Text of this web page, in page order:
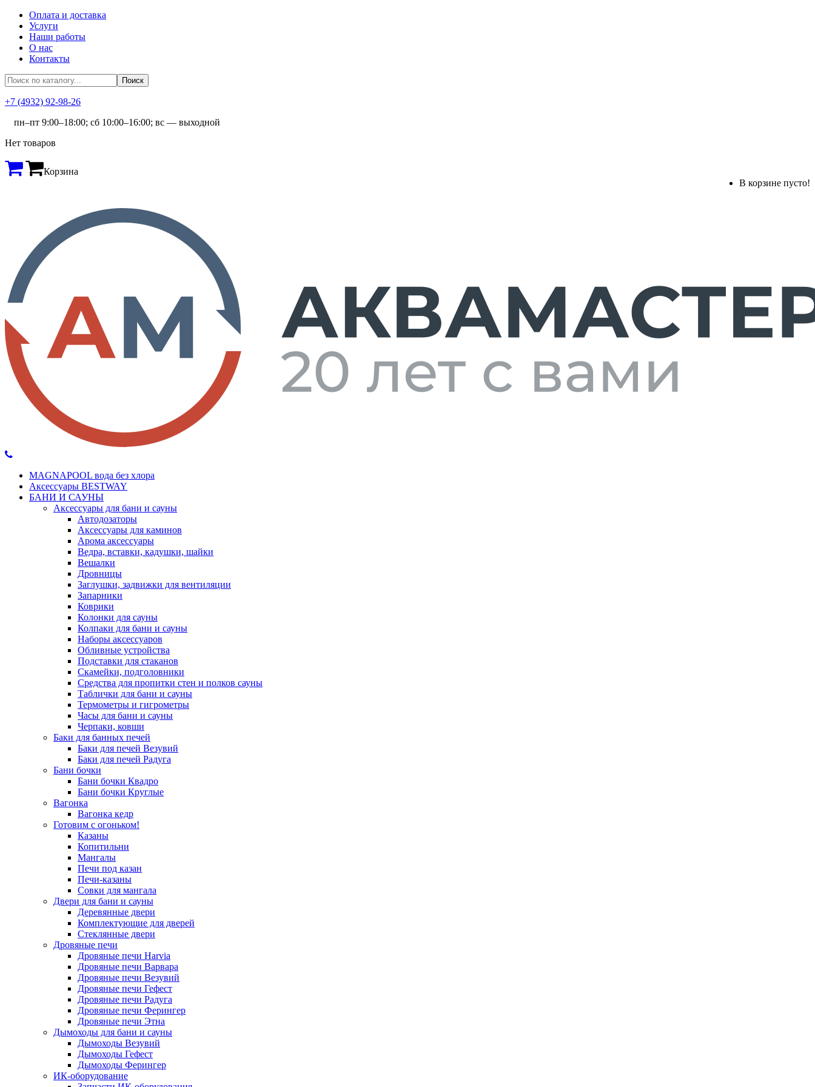
Оплата и доставка
Услуги
Наши работы
О нас
Контакты
+7 (4932) 92-98-26
пн–пт 9:00–18:00; сб 10:00–16:00; вс — выходной
Нет товаров
Корзина
В корзине пусто!
MAGNAPOOL вода без хлора
Аксессуары BESTWAY
БАНИ И САУНЫ
Аксессуары для бани и сауны
Автодозаторы
Аксессуары для каминов
Арома аксессуары
Ведра, вставки, кадушки, шайки
Вешалки
Дровницы
Заглушки, задвижки для вентиляции
Запарники
Коврики
Колонки для сауны
Колпаки для бани и сауны
Наборы аксессуаров
Обливные устройства
Подставки для стаканов
Скамейки, подголовники
Средства для пропитки стен и полков сауны
Таблички для бани и сауны
Термометры и гигрометры
Часы для бани и сауны
Черпаки, ковши
Баки для банных печей
Баки для печей Везувий
Баки для печей Радуга
Бани бочки
Бани бочки Квадро
Бани бочки Круглые
Вагонка
Вагонка кедр
Готовим с огоньком!
Казаны
Копитильни
Мангалы
Печи под казан
Печи-казаны
Совки для мангала
Двери для бани и сауны
Деревянные двери
Комплектующие для дверей
Стеклянные двери
Дровяные печи
Дровяные печи Harvia
Дровяные печи Варвара
Дровяные печи Везувий
Дровяные печи Гефест
Дровяные печи Радуга
Дровяные печи Ферингер
Дровяные печи Этна
Дымоходы для бани и сауны
Дымоходы Везувий
Дымоходы Гефест
Дымоходы Ферингер
ИК-оборудование